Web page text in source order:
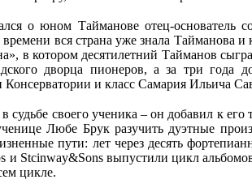
о юном Тайманове отец-
вся страна уже знала Тайманова и
в котором десятилетний Тайманов
дворца пионеров, а за три
Консерватории и класс Самария Ильича
своего ученика – он добавил к
Любе Брук разучить дуэтные
пути: лет через десять
и Stcinway&Sons выпустили цикл
цикле.